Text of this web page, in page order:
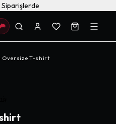
Oversize T-shirt